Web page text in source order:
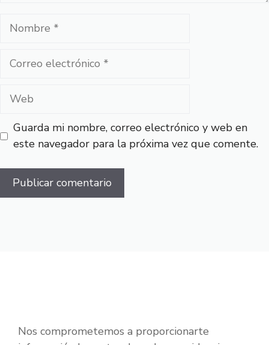
Nombre
Correo
Web
Guarda mi nombre, correo electrónico y web en
este navegador para la próxima vez que comente.
Nos comprometemos a proporcionarte